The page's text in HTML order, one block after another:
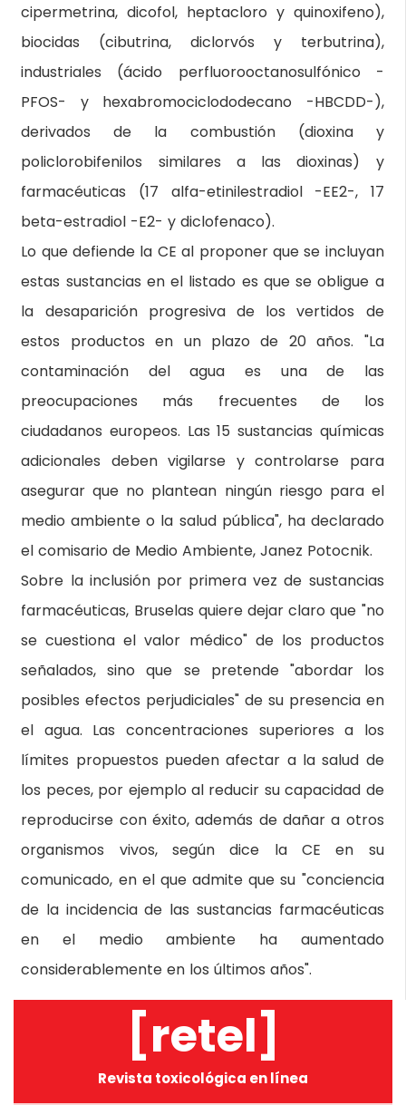
cipermetrina, dicofol, heptacloro y quinoxifeno),
biocidas (cibutrina, diclorvós y terbutrina),
industriales (ácido perfluorooctanosulfónico -
PFOS- y hexabromociclododecano -HBCDD-),
derivados de la combustión (dioxina y
policlorobifenilos similares a las dioxinas) y
farmacéuticas (17 alfa-etinilestradiol -EE2-, 17
beta-estradiol -E2- y diclofenaco).
Lo que defiende la CE al proponer que se incluyan
estas sustancias en el listado es que se obligue a
la desaparición progresiva de los vertidos de
estos productos en un plazo de 20 años. "La
contaminación del agua es una de las
preocupaciones más frecuentes de los
ciudadanos europeos. Las 15 sustancias químicas
adicionales deben vigilarse y controlarse para
asegurar que no plantean ningún riesgo para el
medio ambiente o la salud pública", ha declarado
el comisario de Medio Ambiente, Janez Potocnik.
Sobre la inclusión por primera vez de sustancias
farmacéuticas, Bruselas quiere dejar claro que "no
se cuestiona el valor médico" de los productos
señalados, sino que se pretende "abordar los
posibles efectos perjudiciales" de su presencia en
el agua. Las concentraciones superiores a los
límites propuestos pueden afectar a la salud de
los peces, por ejemplo al reducir su capacidad de
reproducirse con éxito, además de dañar a otros
organismos vivos, según dice la CE en su
comunicado, en el que admite que su "conciencia
de la incidencia de las sustancias farmacéuticas
en el medio ambiente ha aumentado
considerablemente en los últimos años".
[retel]
Revista toxicológica en línea